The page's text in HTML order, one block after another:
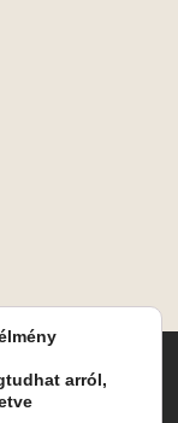
| Működési
Kálvária tér 6. |
| Titkárság:
arról,